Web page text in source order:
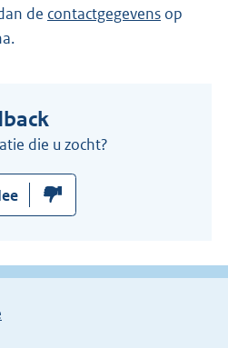
de contactgegevens op
die u zocht?